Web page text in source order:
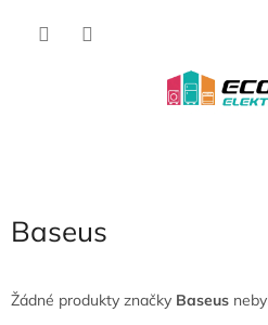
Baseus
Žádné produkty značky Baseus